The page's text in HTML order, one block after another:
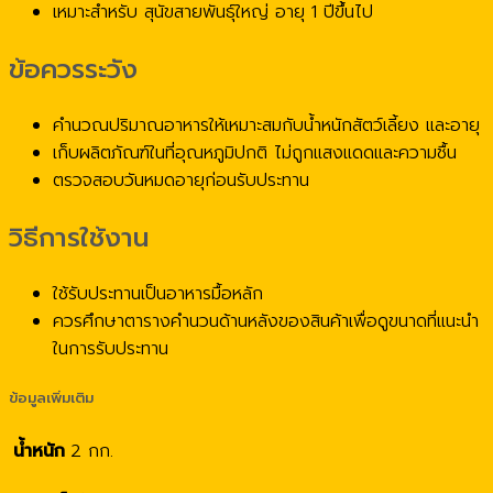
เหมาะสำหรับ สุนัขสายพันธุ์ใหญ่ อายุ 1 ปีขึ้นไป
ข้อควรระวัง
คำนวณปริมาณอาหารให้เหมาะสมกับน้ำหนักสัตว์เลี้ยง และอายุ
เก็บผลิตภัณฑ์ในที่อุณหภูมิปกติ ไม่ถูกแสงแดดและความชื้น
ตรวจสอบวันหมดอายุก่อนรับประทาน
วิธีการใช้งาน
ใช้รับประทานเป็นอาหารมื้อหลัก
ควรศึกษาตารางคำนวนด้านหลังของสินค้าเพื่อดูขนาดที่แนะนำ
ในการรับประทาน
ข้อมูลเพิ่มเติม
น้ำหนัก 2 กก.